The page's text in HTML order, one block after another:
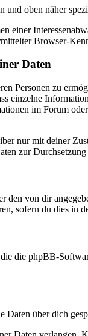
und oben näher
einer
Browser-
Daten
Personen zu
einzelne
im Forum
nur mit deiner
zur
den von dir
sofern du dies in
die phpBB-
über dich